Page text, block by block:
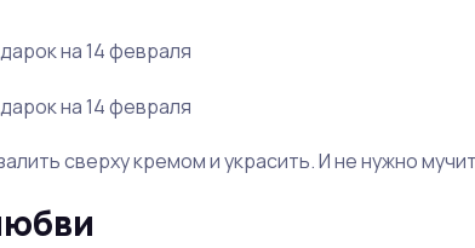
сверху кремом и украсить. И не нужно